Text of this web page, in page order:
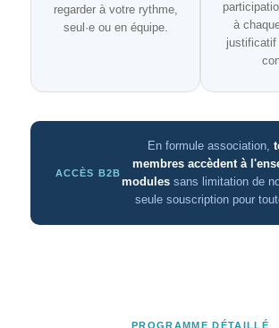
regarder à votre rythme,
seul·e ou en équipe.
à
justificatif
ACCÈS B2B
En formule association,
membres accèdent à
modulessans limitation de
seule souscription pour
PROGRAMME DÉTAILLÉ